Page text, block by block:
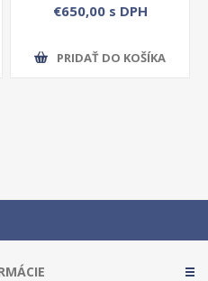
€650,00 s DPH
PRIDAŤ DO KOŠÍKA